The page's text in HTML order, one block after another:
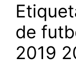
de
2019